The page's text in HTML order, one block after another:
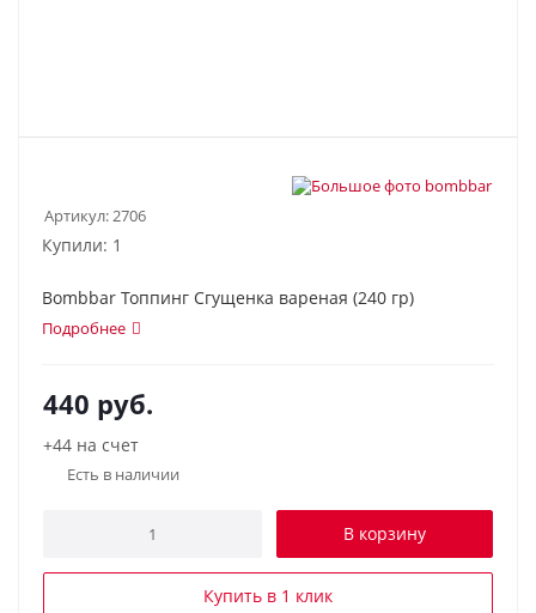
Артикул:2706
Купили: 1
Bombbar Топпинг Сгущенка вареная (240 гр)
Подробнее
440 руб.
+44 на счет
Есть в наличии
В корзину
Купить в 1 клик